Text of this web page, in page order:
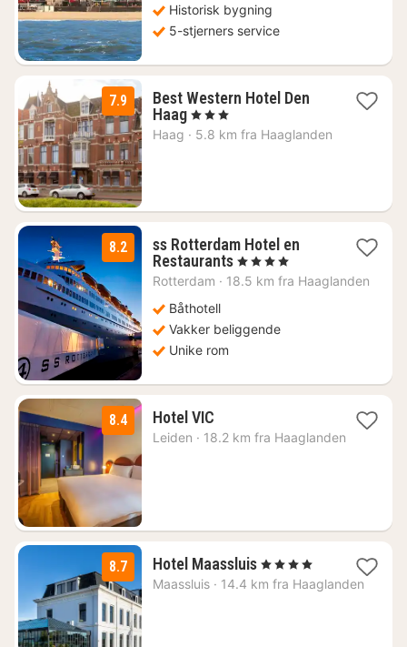
Historisk bygning
5-stjerners service
7.9
Best Western Hotel Den
Haag1
natt
, 3 Stjerner
Haag · 5.8 km fra Haaglanden
8.2
ss Rotterdam Hotel en
Restaurants1
natt
kr.
, 4 Stjerner
Rotterdam · 18.5 km fra Haaglanden
Båthotell
Vakker beliggende
Unike rom
8.4 Hotel VIC1
natt
Leiden · 18.2 km fra Haaglanden
8.7 Hotel Maassluis1
natt
, 4 Stjerner
Maassluis · 14.4 km fra Haaglanden